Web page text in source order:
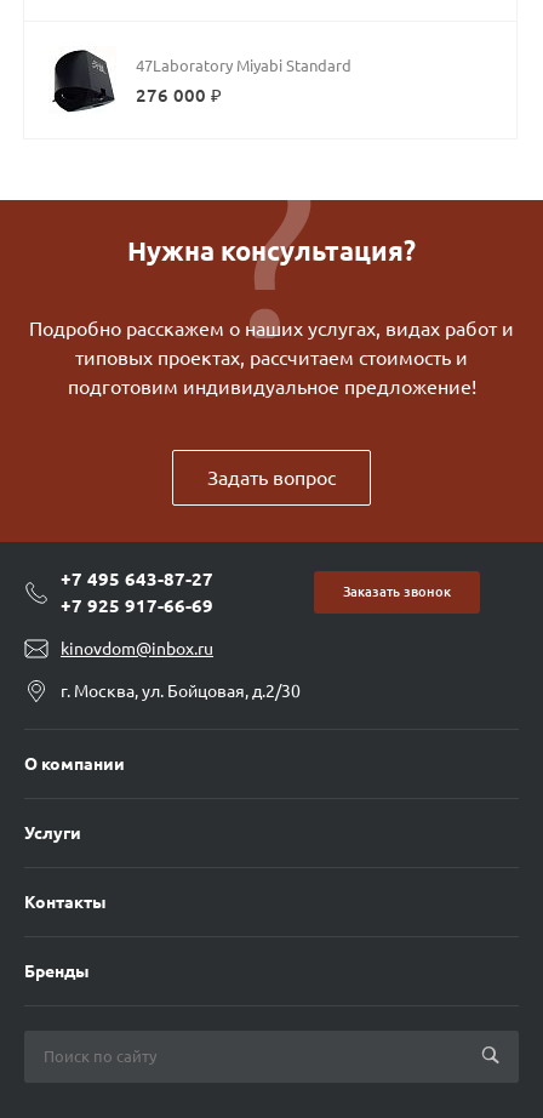
47Laboratory Miyabi Standard
276 000 ₽
Нужна консультация?
Подробно расскажем о наших услугах, видах работ и
типовых проектах, рассчитаем стоимость и
подготовим индивидуальное предложение!
Задать вопрос
+7 495 643-87-27
+7 925 917-66-69
Заказать звонок
kinovdom@inbox.ru
г. Москва, ул. Бойцовая, д.2/30
О компании
Услуги
Контакты
Бренды